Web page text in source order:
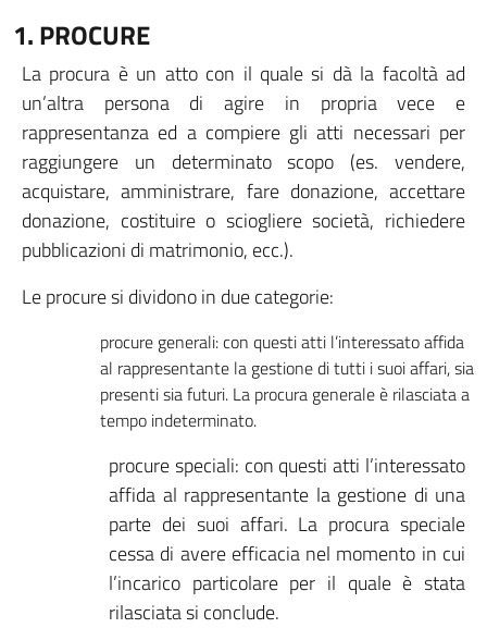
1. PROCURE
La procura è un atto con il quale si dà la facoltà ad
un’altra persona di agire in propria vece e
rappresentanza ed a compiere gli atti necessari per
raggiungere un determinato scopo (es. vendere,
acquistare, amministrare, fare donazione, accettare
donazione, costituire o sciogliere società, richiedere
pubblicazioni di matrimonio, ecc.).
Le procure si dividono in due categorie:
procure generali: con questi atti l’interessato affida
al rappresentante la gestione di tutti i suoi affari, sia
presenti sia futuri. La procura generale è rilasciata a
tempo indeterminato.
procure speciali: con questi atti l’interessato
affida al rappresentante la gestione di una
parte dei suoi affari. La procura speciale
cessa di avere efficacia nel momento in cui
l’incarico particolare per il quale è stata
rilasciata si conclude.